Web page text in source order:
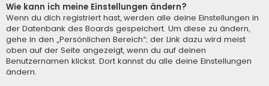
Wie kann ich meine Einstellungen ändern?
Wenn du dich registriert hast, werden alle deine Einstellungen in
der Datenbank des Boards gespeichert. Um diese zu ändern,
gehe in den „Persönlichen Bereich“; der Link dazu wird meist
oben auf der Seite angezeigt, wenn du auf deinen
Benutzernamen klickst. Dort kannst du alle deine Einstellungen
ändern.